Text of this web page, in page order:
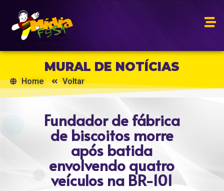
MURAL DE NOTÍCIAS
Home Voltar
Fundador de fábrica
de biscoitos morre
após batida
envolvendo quatro
veículos na BR-101